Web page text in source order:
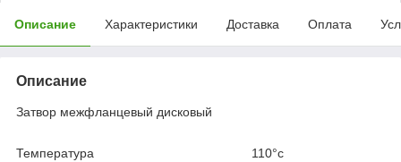
Описание Характеристики Доставка Оплата
Описание
Затвор межфланцевый дисковый
Температура 110°с